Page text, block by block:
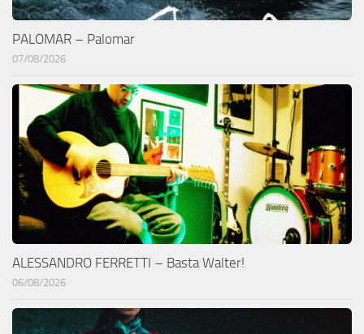
PALOMAR – Palomar
07/08/2026
ALESSANDRO FERRETTI – Basta Walter!
06/08/2026